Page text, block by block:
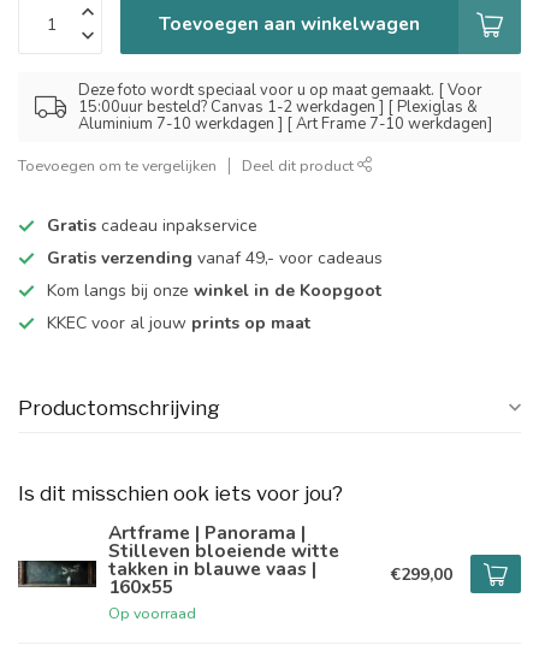
Toevoegen aan winkelwagen
Deze foto wordt speciaal voor u op maat gemaakt. [ Voor
15:00uur besteld? Canvas 1-2 werkdagen ] [ Plexiglas &
Aluminium 7-10 werkdagen ] [ Art Frame 7-10 werkdagen]
Toevoegen om te vergelijken Deel dit product
Gratis cadeau inpakservice
Gratis verzending vanaf 49,- voor cadeaus
Kom langs bij onze winkel in de Koopgoot
KKEC voor al jouw prints op maat
Productomschrijving
Is dit misschien ook iets voor jou?
Artframe | Panorama |
Stilleven bloeiende witte
takken in blauwe vaas |
160x55
Op voorraad
€299,00